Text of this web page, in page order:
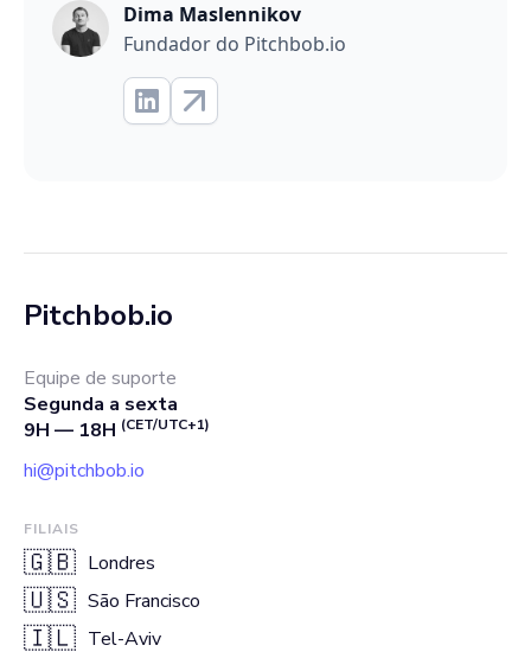
Dima Maslennikov
Fundador do Pitchbob.io
Pitchbob.io
Equipe de suporte
Segunda a sexta
9H — 18H (CET/UTC+1)
hi@pitchbob.io
FILIAIS
🇬🇧 Londres
🇺🇸 São Francisco
🇮🇱 Tel-Aviv